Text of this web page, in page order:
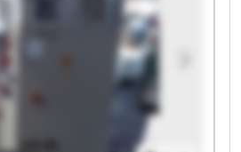
GmbH SK Maschinen-Service
Service GmbH SK
GmbH SK Maschinen-Service
Service GmbH SK
GmbH SK Maschinen-Service